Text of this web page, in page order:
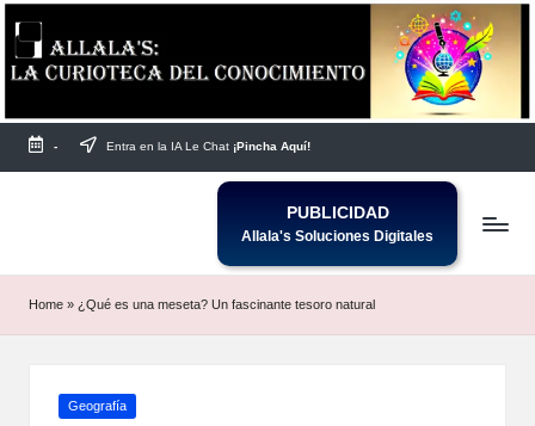
Saltar
al
- Entra en la IA Le Chat ¡Pincha Aquí!
PUBLICIDAD
Allala's Soluciones Digitales
Home » ¿Qué es una meseta? Un fascinante tesoro natural
Publicada
Geografía